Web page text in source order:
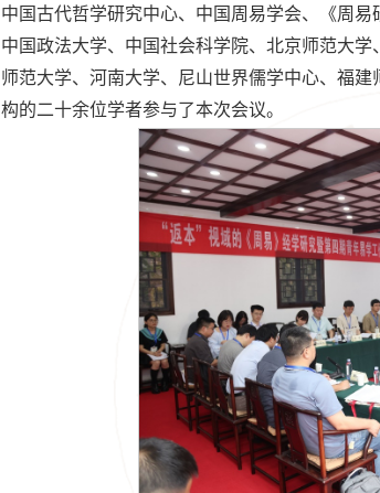
中国古代哲学研究中心、中国周易学会、《周
中国政法大学、中国社会科学院、北京师范大
师范大学、河南大学、尼山世界儒学中心、福
构的二十余位学者参与了本次会议。